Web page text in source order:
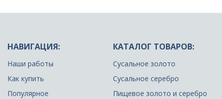
НАВИГАЦИЯ:
Наши работы
Как купить
Популярное
КАТАЛОГ ТОВАРОВ:
Сусальное золото
Сусальное серебро
Пищевое золото и серебро